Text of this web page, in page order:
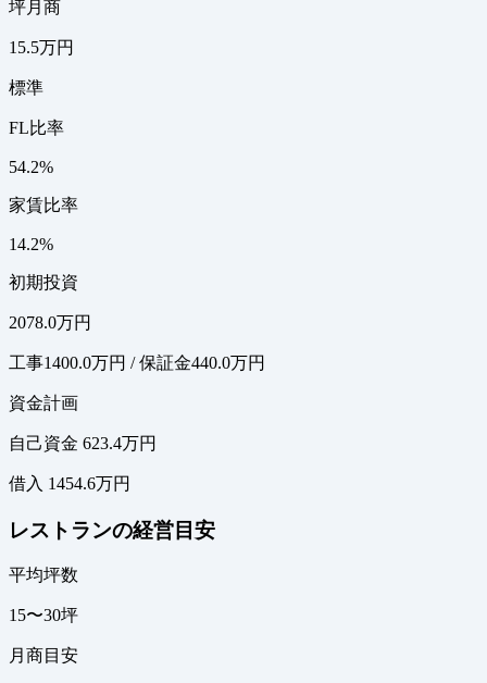
坪月商
15.5万円
標準
FL比率
54.2%
家賃比率
14.2%
初期投資
2078.0万円
工事1400.0万円 / 保証金440.0万円
資金計画
自己資金 623.4万円
借入 1454.6万円
レストランの経営目安
平均坪数
15〜30坪
月商目安